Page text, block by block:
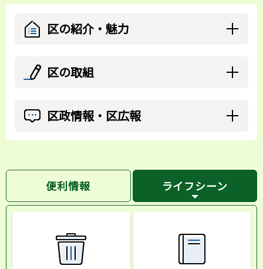
区の紹介・魅力
区の取組
区政情報・区広報
便利情報 ライフシーン